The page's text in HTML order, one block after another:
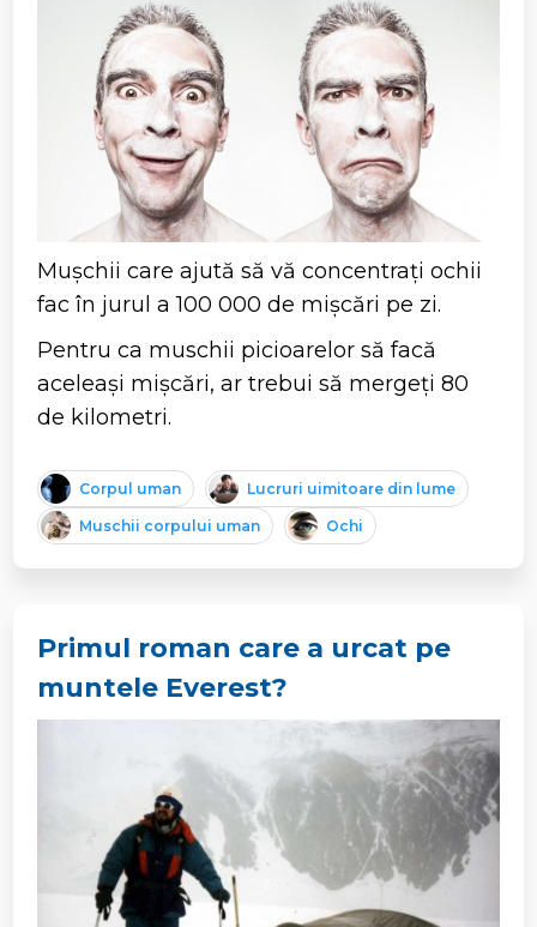
Mușchii care ajută să vă concentrați ochii
fac în jurul a 100 000 de mișcări pe zi.
Pentru ca muschii picioarelor să facă
aceleași mișcări, ar trebui să mergeți 80
de kilometri.
Corpul uman Lucruri uimitoare din lume
Muschii corpului uman Ochi
Primul roman care a urcat pe
muntele Everest?